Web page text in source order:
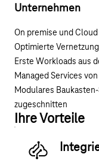
Unternehmen
On premise und
Optimierte
Erste Workloads aus
Managed Services
Modulares
zugeschnitten
Ihre Vorteile